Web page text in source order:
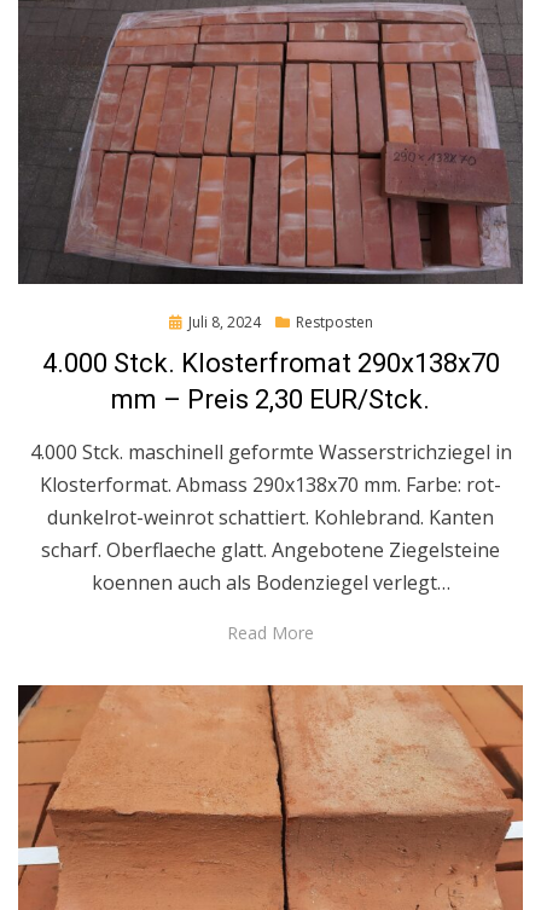
Posted
Juli 8, 2024 Restposten
4.000 Stck. Klosterfromat 290x138x70
mm – Preis 2,30 EUR/Stck.
4.000 Stck. maschinell geformte Wasserstrichziegel in
Klosterformat. Abmass 290x138x70 mm. Farbe: rot-
dunkelrot-weinrot schattiert. Kohlebrand. Kanten
scharf. Oberflaeche glatt. Angebotene Ziegelsteine
koennen auch als Bodenziegel verlegt…
Read More